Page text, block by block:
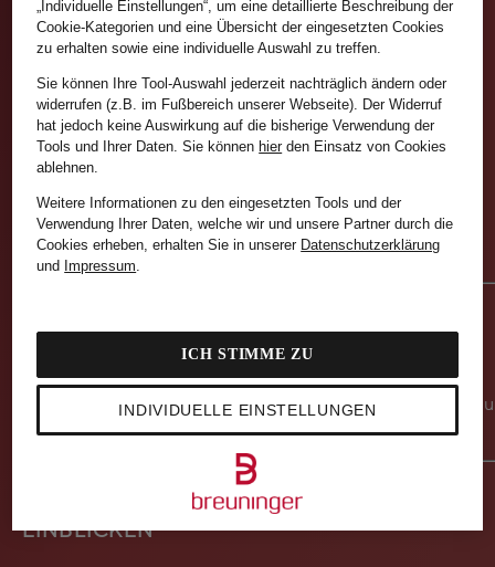
Was ist die Breuninger Card?
Mit unserenBeyond Activitiespunkten Sie zusätzlich:
Newsletter Abo
15 Points
Zweiter Einkauf
15 Points
... und viele mehr
Mit steigendem Punktestand öffnen sich höhere Level
neue Benefits für Sie.
EINBLICKEN
„Individuelle Einstellungen“, um eine detaillierte Beschreibung der
Cookie-Kategorien und eine Übersicht der eingesetzten Cookies
zu erhalten sowie eine individuelle Auswahl zu treffen.
Sie können Ihre Tool-Auswahl jederzeit nachträglich ändern oder
widerrufen (z.B. im Fußbereich unserer Webseite). Der Widerruf
hat jedoch keine Auswirkung auf die bisherige Verwendung der
Tools und Ihrer Daten.Sie können hierden Einsatz von Cookies
ablehnen.
Weitere Informationen zu den eingesetzten Tools und der
Verwendung Ihrer Daten, welche wir und unsere Partner durch die
Cookies erheben, erhalten Sie in unserer Datenschutzerklärung
und Impressum
INDIVIDUELLE EINSTELLUNGEN
ICH STIMME ZU